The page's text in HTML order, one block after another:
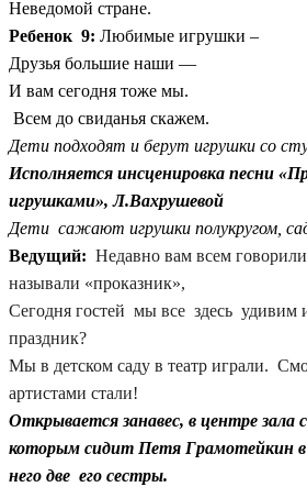
Неведомой стране.
Ребенок 9: Любимые игрушки –
Друзья большие наши —
И вам сегодня тоже мы.
Всем до свиданья скажем.
Дети подходят и берут игрушки со
Исполняется инсценировка песни
игрушками», Л.Вахрушевой
Дети сажают игрушки полукругом,
Ведущий: Недавно вам всем
называли «проказник»,
Сегодня гостей мы все здесь удивим
праздник?
Мы в детском саду в театр играли.
артистами стали!
Открывается занавес, в центре зала
которым сидит Петя Грамотейкин
него две его сестры.